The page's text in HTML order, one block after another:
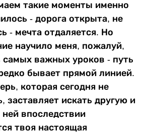
такие моменты именно
- дорога открыта, не
- мечта отдаляется. Но
научило меня, пожалуй,
самых важных уроков - путь
бывает прямой линией.
которая сегодня не
заставляет искать другую и
впоследствии
твоя настоящая